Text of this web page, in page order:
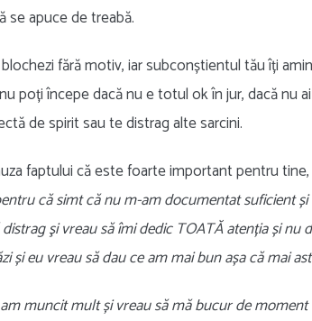
se apuce de treabă.
fără motiv, iar subconștientul tău îți
poți începe dacă nu e totul ok în jur, dacă nu
de spirit sau te distrag alte sarcini.
faptului că este foarte important pentru
că simt că nu m-am documentat suficient
şi vreau să îmi dedic TOATĂ atenția și nu
și eu vreau să dau ce am mai bun așa că mai
muncit mult și vreau să mă bucur de